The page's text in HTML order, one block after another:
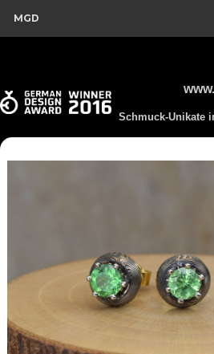
MGD
Schmuck-Unikate